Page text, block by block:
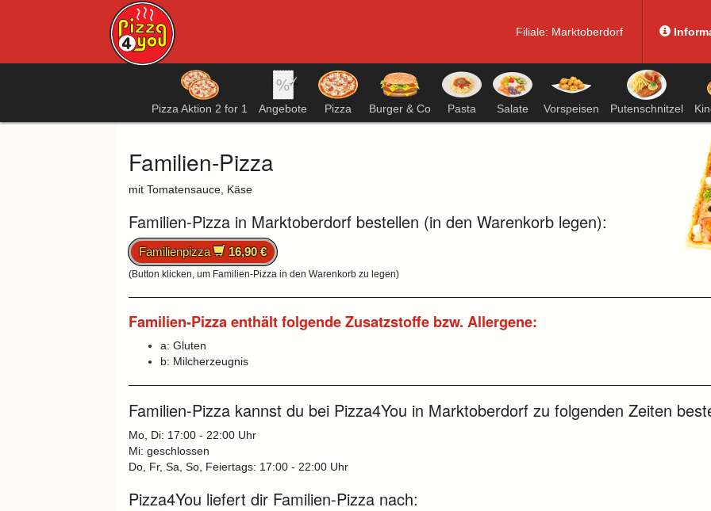
Filiale: Marktoberdorf
Pizza Aktion 2 for 1 Angebote Pizza Burger & Co Pasta Salate Vorspeisen Putenschnitzel
Familien-Pizza
mit Tomatensauce, Käse
Familien-Pizza in Marktoberdorf bestellen (in den Warenkorb legen):
Familienpizza 16,90 €
(Button klicken, um Familien-Pizza in den Warenkorb zu legen)
Familien-Pizza enthält folgende Zusatzstoffe bzw. Allergene:
a: Gluten
b: Milcherzeugnis
Familien-Pizza kannst du bei Pizza4You in Marktoberdorf zu folgenden Zeiten
Mo, Di: 17:00 - 22:00 Uhr
Mi: geschlossen
Do, Fr, Sa, So, Feiertags: 17:00 - 22:00 Uhr
Pizza4You liefert dir Familien-Pizza nach: